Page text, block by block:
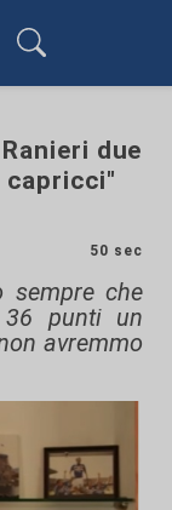
due
capricci"
50 sec
sempre che
punti un
avremmo